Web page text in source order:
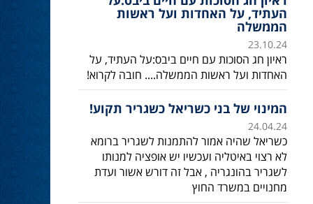
העתיד, על האחדות ועל ראשות
הממשלה
23.10.24
ראיון חג הסוכות עם חיים ביבס:על העתיד, על
האחדות ועל ראשות הממשלה.... חובה לקרוא!
המינוי של בני כשריאל כשגריר תקוע!
24.04.24
כשריאל שהיה אמור להתמנות לשגריר ברומא
לא רצוי באיטליה ועכשיו יש אופציה למנותו
לשגריר בהונגריה , אבל זה דורש אשור ועדת
מחנויים במשרד החוץ